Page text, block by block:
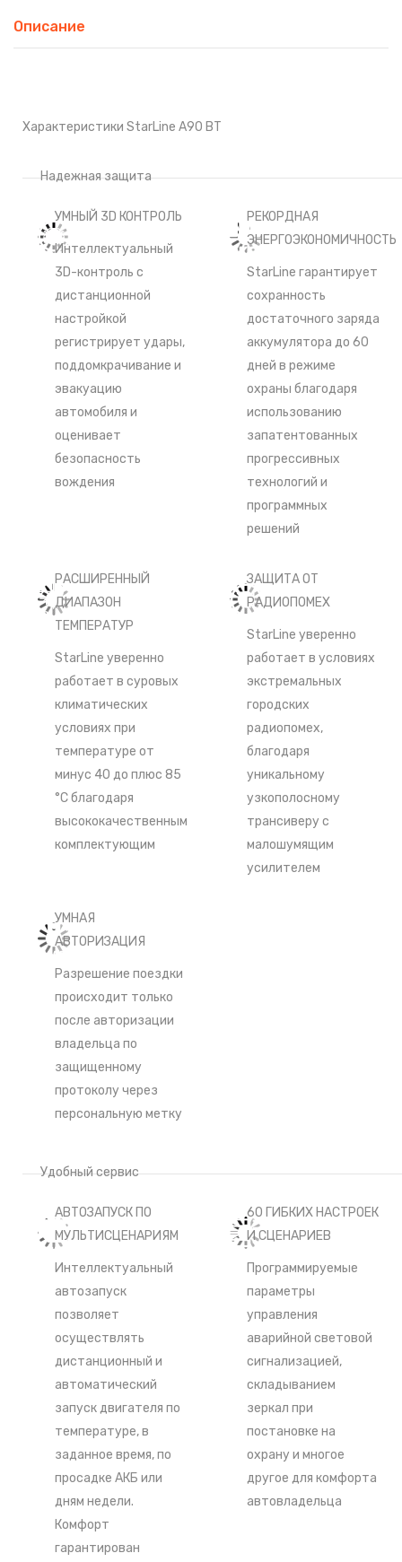
Описание
Характеристики StarLine A90 BT
Надежная защита
УМНЫЙ 3D КОНТРОЛЬ
Интеллектуальный
3D-контроль с
дистанционной
настройкой
регистрирует удары,
поддомкрачивание и
эвакуацию
автомобиля и
оценивает
безопасность
вождения
РЕКОРДНАЯ
ЭНЕРГОЭКОНОМИЧНОСТЬ
StarLine гарантирует
сохранность
достаточного заряда
аккумулятора до 60
дней в режиме
охраны благодаря
использованию
запатентованных
прогрессивных
технологий и
программных
решений
РАСШИРЕННЫЙ
ДИАПАЗОН
ТЕМПЕРАТУР
StarLine уверенно
работает в суровых
климатических
условиях при
температуре от
минус 40 до плюс 85
°С благодаря
высококачественным
комплектующим
ЗАЩИТА ОТ
РАДИОПОМЕХ
StarLine уверенно
работает в условиях
экстремальных
городских
радиопомех,
благодаря
уникальному
узкополосному
трансиверу с
малошумящим
усилителем
УМНАЯ
АВТОРИЗАЦИЯ
Разрешение поездки
происходит только
после авторизации
владельца по
защищенному
протоколу через
персональную метку
Удобный сервис
АВТОЗАПУСК ПО
МУЛЬТИСЦЕНАРИЯМ
Интеллектуальный
автозапуск
позволяет
осуществлять
дистанционный и
автоматический
запуск двигателя по
температуре, в
заданное время, по
просадке АКБ или
дням недели.
Комфорт
гарантирован
60 ГИБКИХ НАСТРОЕК
И СЦЕНАРИЕВ
Программируемые
параметры
управления
аварийной световой
сигнализацией,
складыванием
зеркал при
постановке на
охрану и многое
другое для комфорта
автовладельца